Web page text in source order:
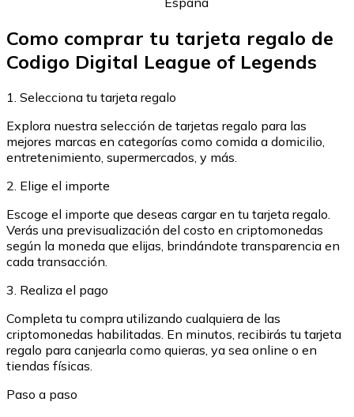
Comprar con Transferencia
Tarjeta de crédito / débito
Utiliza tarjetas Visa y Mastercard para comprar
Comprar con tarjeta
Tienda - Tarjetas regalo
Nuevo
Compra tarjetas regalo de tus marcas favoritas con
Ir a la tienda de tarjetas regalo
Como comprar tu tarjeta regalo de
Codigo Digital League of Legends
1. Selecciona tu tarjeta regalo
Explora nuestra selección de tarjetas regalo para las
mejores marcas en categorías como comida a domicilio,
entretenimiento, supermercados, y más.
2. Elige el importe
Escoge el importe que deseas cargar en tu tarjeta regalo.
Verás una previsualización del costo en criptomonedas
según la moneda que elijas, brindándote transparencia en
cada transacción.
3. Realiza el pago
Completa tu compra utilizando cualquiera de las
criptomonedas habilitadas. En minutos, recibirás tu tarjeta
regalo para canjearla como quieras, ya sea online o en
tiendas físicas.
Paso a paso